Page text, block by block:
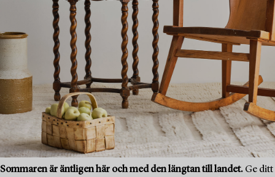
Sommaren är äntligen här och med den längtan till landet. Ge ditt